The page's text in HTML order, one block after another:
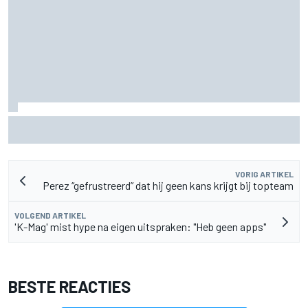
VORIG ARTIKEL
Perez “gefrustreerd” dat hij geen kans krijgt bij topteam
VOLGEND ARTIKEL
'K-Mag' mist hype na eigen uitspraken: "Heb geen apps"
BESTE REACTIES